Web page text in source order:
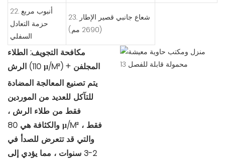
22. أنبوب مربع
حزمة التعادل
السفلي
23. شعاع جانبي قصير الإطار
(2690 مم)
مكافحة التجويف: الطلاء
الرش (110 μ/M²) + المجلفن
يتم تصنيع المعالجة المضادة
للتآكل للعديد من الموردين
فقط من طلاء الرش ،
والكثافة هي 80 μ/M² فقط ،
والتي قد تتعرض للصدأ في
2-3 سنوات ، مما يؤدي إلى